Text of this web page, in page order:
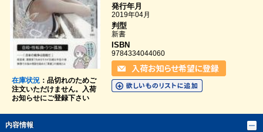
在庫状況：品切れのためご
注文いただけません。入荷
お知らせにご登録下さい
発行年月
2019年04月
判型
新書
ISBN
9784334044060
内容情報